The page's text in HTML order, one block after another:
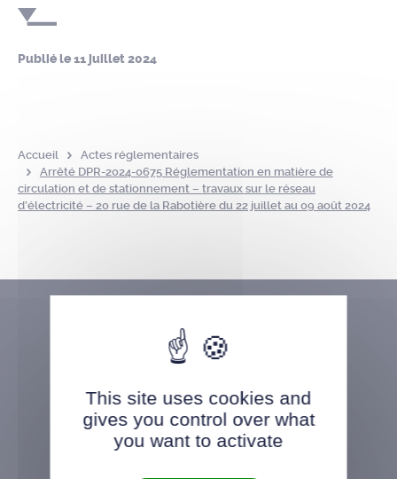
Publié le11 juillet 2024
Accueil
Actes réglementaires
Arrêté DPR-2024-0675 Réglementation en matière de
circulation et de stationnement – travaux sur le réseau
d’électricité – 20 rue de la Rabotière du 22 juillet au 09 août 2024
This site uses cookies and
gives you control over what
you want to activate